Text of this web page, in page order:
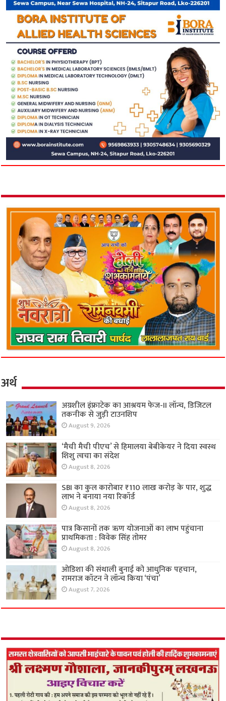
अर्थ
अग्रशील इंफ्राटेक का आश्रयम फेज-II लॉन्च, डिजिटल
तकनीक से जुड़ी टाउनशिप
August 9, 2026
‘मैची मैची पीएच’ से हिमालया बेबीकेयर ने दिया स्वस्थ
शिशु त्वचा का संदेश
August 8, 2026
SBI का कुल कारोबार ₹110 लाख करोड़ के पार, शुद्ध
लाभ ने बनाया नया रिकॉर्ड
August 8, 2026
पात्र किसानों तक ऋण योजनाओं का लाभ पहुंचाना
प्राथमिकता : विवेक सिंह तोमर
August 8, 2026
ओडिशा की संथाली बुनाई को आधुनिक पहचान,
रामराज कॉटन ने लॉन्च किया ‘पंचा’
August 7, 2026